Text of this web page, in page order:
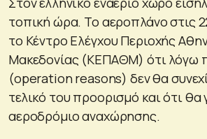
τοπική ώρα. Το αεροπλάνο στις
το Κέντρο Ελέγχου Περιοχής
Μακεδονίας (ΚΕΠΑΘΜ) ότι λόγω
(operation reasons) δεν θα
τελικό του προορισμό και ότι θα
αεροδρόμιο αναχώρησης.